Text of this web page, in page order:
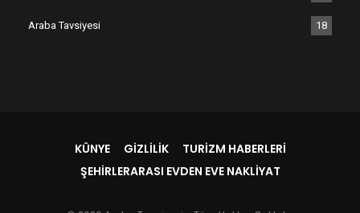
Araba Tavsiyesi 18
KÜNYE GIZLILIK
TURIZM HABERLERI
ŞEHIRLERARASI EVDEN EVE NAKLIYAT